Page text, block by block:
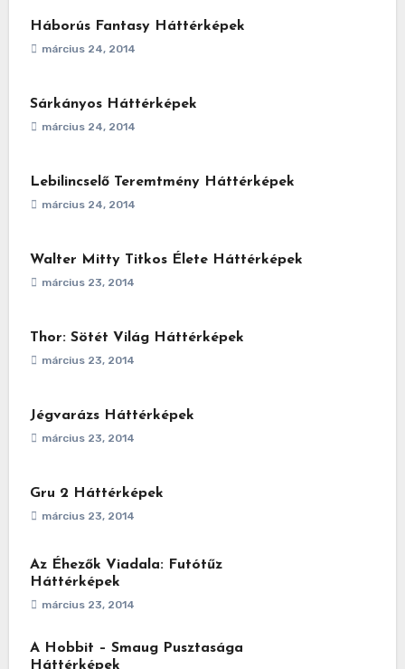
Háborús Fantasy Háttérképek
március 24, 2014
Sárkányos Háttérképek
március 24, 2014
Lebilincselő Teremtmény Háttérképek
március 24, 2014
Walter Mitty Titkos Élete Háttérképek
március 23, 2014
Thor: Sötét Világ Háttérképek
március 23, 2014
Jégvarázs Háttérképek
március 23, 2014
Gru 2 Háttérképek
március 23, 2014
Az Éhezők Viadala: Futótűz
Háttérképek
március 23, 2014
A Hobbit – Smaug Pusztasága
Háttérképek